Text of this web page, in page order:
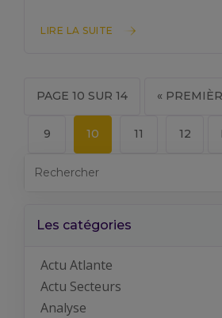
LIRE LA SUITE
PAGE 10 SUR 14 «
9 10 11 12
Les catégories
Actu Atlante
Actu Secteurs
Analyse